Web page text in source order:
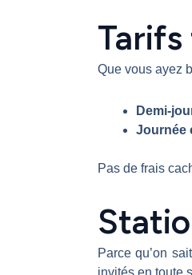
Que vous ayez
Demi-
Journée
Pas de frais
Parce qu’on
invités en toute